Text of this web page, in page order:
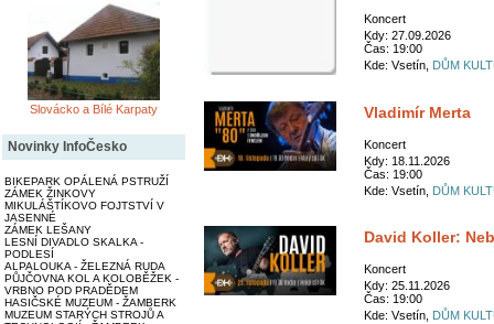
Slovácko a Bílé Karpaty
Novinky InfoČesko
BIKEPARK OPÁLENÁ PSTRUŽÍ
ZÁMEK ŽINKOVY
MIKULÁŠTÍKOVO FOJTSTVÍ V
JASENNÉ
ZÁMEK LEŠANY
LESNÍ DIVADLO SKALKA -
PODLESÍ
ALPALOUKA - ŽELEZNÁ RUDA
PŮJČOVNA KOL A KOLOBĚŽEK -
VRBNO POD PRADĚDEM
HASIČSKÉ MUZEUM - ŽAMBERK
MUZEUM STARÝCH STROJŮ A
Koncert
Kdy: 27.09.2026
Čas: 19:00
Kde: Vsetín, DŮM
Vladimír Merta
Koncert
Kdy: 18.11.2026
Čas: 19:00
Kde: Vsetín, DŮM
David Koller:
Koncert
Kdy: 25.11.2026
Čas: 19:00
Kde: Vsetín, DŮM